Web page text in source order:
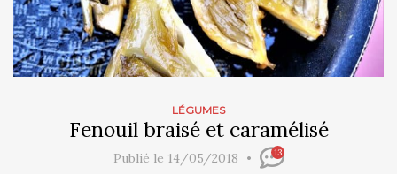
LÉGUMES
Fenouil braisé et caramélisé
Publié le 14/05/2018 13